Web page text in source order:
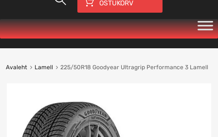
OSTUKORV
Avaleht Lamell 225/50R18 Goodyear Ultragrip Performance 3 Lamell